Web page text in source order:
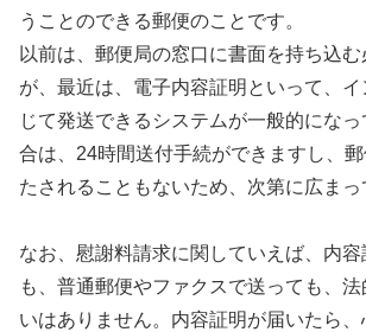
うことのできる郵便のことです。
以前は、郵便局の窓口に書面を持ち込
が、最近は、電子内容証明といって、
じて発送できるシステムが一般的にな
合は、24時間送付手続ができますし、
たされることもないため、次第に広まっ
なお、慰謝料請求に関していえば、内
も、普通郵便やファクスで送っても、
いはありません。内容証明が届いたら